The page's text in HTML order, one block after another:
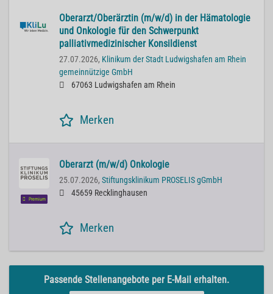
Oberarzt/Oberärztin (m/w/d) in der Hämatologie
und Onkologie für den Schwerpunkt
palliativmedizinischer Konsildienst
27.07.2026, Klinikum der Stadt Ludwigshafen am Rhein
gemeinnützige GmbH
67063 Ludwigshafen am Rhein
Merken
Premium
Oberarzt (m/w/d) Onkologie
25.07.2026, Stiftungsklinikum PROSELIS gGmbH
45659 Recklinghausen
Merken
Passende Stellenangebote per E-Mail erhalten.